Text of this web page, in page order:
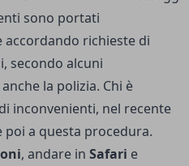
sono portati
richieste di
secondo alcuni
la polizia. Chi è
inconvenienti, nel recente
a questa procedura.
, andare in Safari e